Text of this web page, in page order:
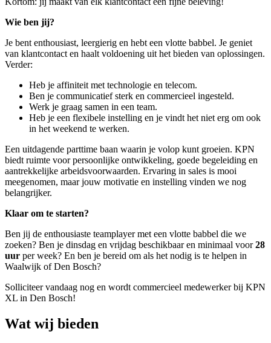
Wie ben jij?
Je bent enthousiast, leergierig en hebt een vlotte babbel. Je geniet
van klantcontact en haalt voldoening uit het bieden van oplossingen.
Verder:
Heb je affiniteit met technologie en telecom.
Ben je communicatief sterk en commercieel ingesteld.
Werk je graag samen in een team.
Heb je een flexibele instelling en je vindt het niet erg om ook
in het weekend te werken.
Een uitdagende parttime baan waarin je volop kunt groeien. KPN
biedt ruimte voor persoonlijke ontwikkeling, goede begeleiding en
aantrekkelijke arbeidsvoorwaarden. Ervaring in sales is mooi
meegenomen, maar jouw motivatie en instelling vinden we nog
belangrijker.
Klaar om te starten?
Ben jij de enthousiaste teamplayer met een vlotte babbel die we
zoeken? Ben je dinsdag en vrijdag beschikbaar en minimaal voor28
uur per week? En ben je bereid om als het nodig is te helpen in
Waalwijk of Den Bosch?
Solliciteer vandaag nog en wordt commercieel medewerker bij KPN
XL in Den Bosch!
Wat wij bieden